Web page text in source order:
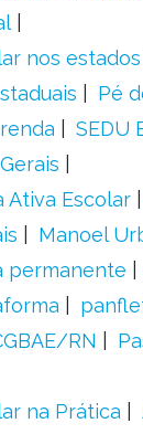
nos estados
Pé
SEDU
Ativa Escolar
Manoel
permanente
RN
na Prática